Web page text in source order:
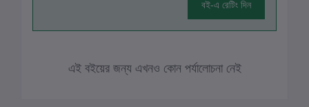
বই-এ রেটিং দিন
এই বইয়ের জন্য এখনও কোন পর্যালোচনা নেই